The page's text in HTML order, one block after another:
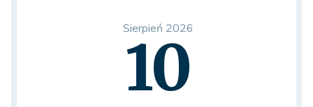
Sierpień 2026
10